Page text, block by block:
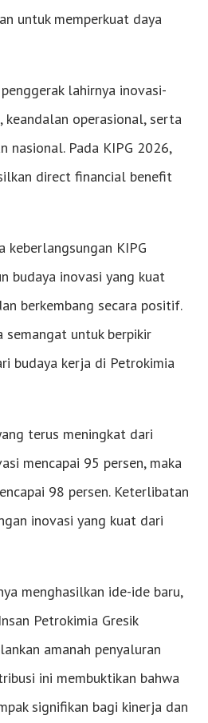
untuk memperkuat daya
lahirnya inovasi-
operasional, serta
nasional. Pada KIPG 2026,
direct financial benefit
keberlangsungan KIPG
budaya inovasi yang kuat
berkembang secara positif.
semangat untuk berpikir
budaya kerja di Petrokimia
terus meningkat dari
mencapai 95 persen, maka
98 persen. Keterlibatan
inovasi yang kuat dari
menghasilkan ide-ide baru,
Petrokimia Gresik
amanah penyaluran
ini membuktikan bahwa
signifikan bagi kinerja dan